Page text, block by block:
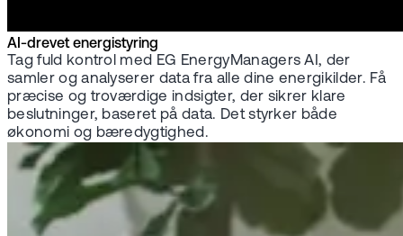
AI-drevet energistyring
Tag fuld kontrol med EG EnergyManagers AI, der
samler og analyserer data fra alle dine energikilder. Få
præcise og troværdige indsigter, der sikrer klare
beslutninger, baseret på data. Det styrker både
økonomi og bæredygtighed.